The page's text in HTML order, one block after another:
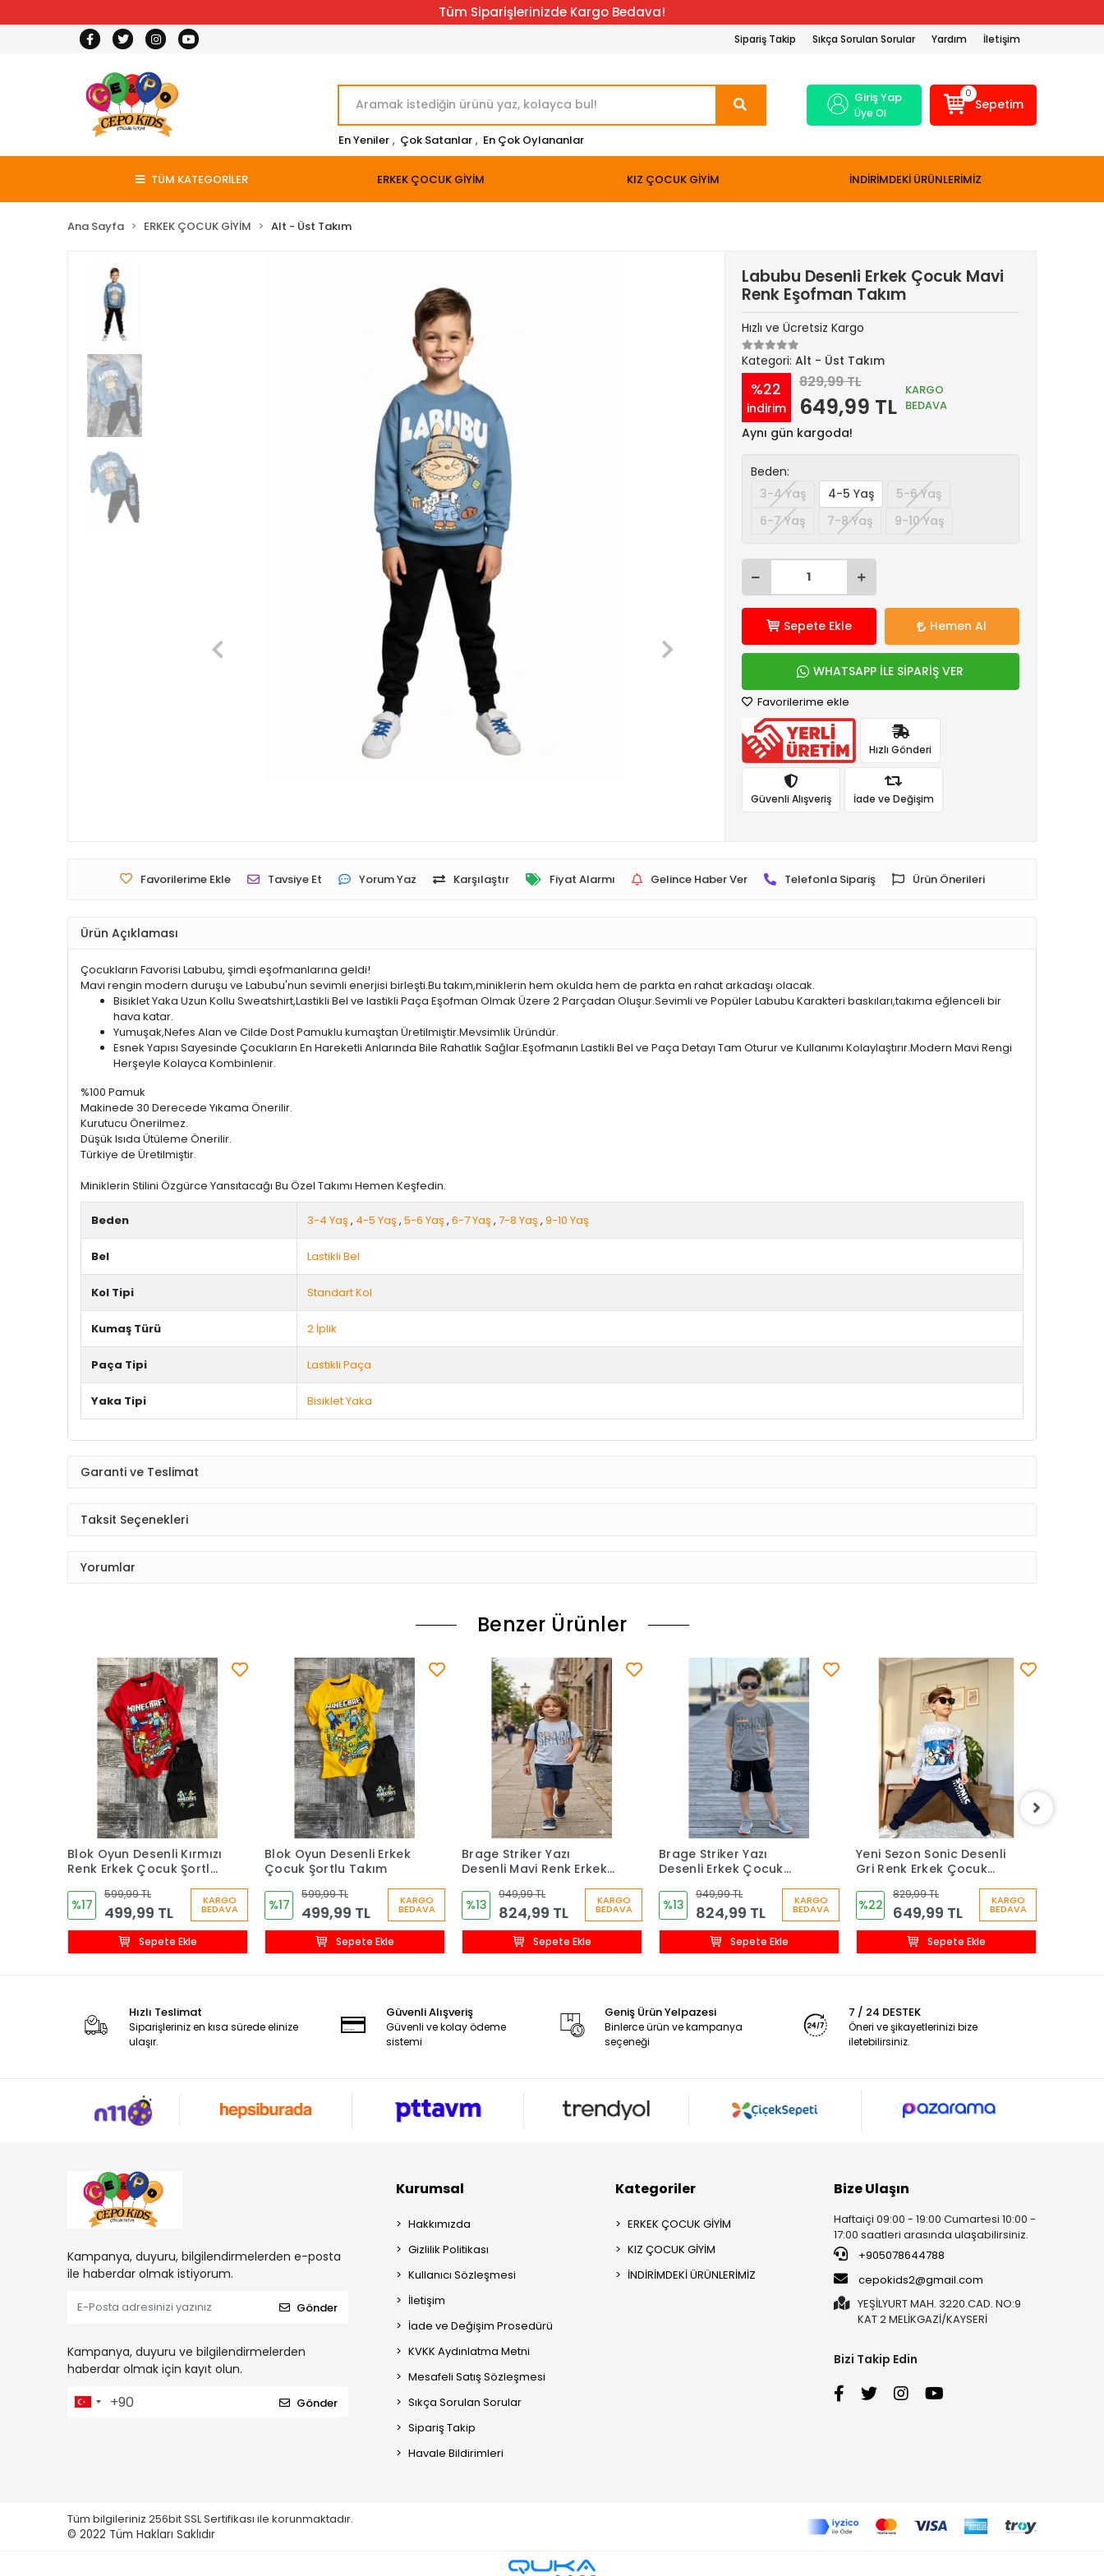
Tüm Siparişlerinizde Kargo Bedava!
Sipariş Takip Sıkça Sorulan Sorular Yardım İletişim
En Yeniler , Çok Satanlar , En Çok Oylananlar
Giriş Yap
Üye Ol
0
Sepetim
TÜM KATEGORİLER ERKEK ÇOCUK GİYİM KIZ ÇOCUK GİYİM İNDİRİMDEKİ ÜRÜNLERİMİZ
Ana Sayfa ERKEK ÇOCUK GİYİM Alt - Üst Takım
Labubu Desenli Erkek Çocuk Mavi
Renk Eşofman Takım
Hızlı ve Ücretsiz Kargo
Kategori: Alt - Üst Takım
%22
indirim
829,99 TL
649,99 TL
KARGO
BEDAVA
Aynı gün kargoda!
Beden:
3-4 Yaş
4-5 Yaş
5-6 Yaş
6-7 Yaş
7-8 Yaş 9-10 Yaş
Sepete Ekle Hemen Al
WHATSAPP İLE SİPARİŞ VER
Favorilerime ekle
Hızlı Gönderi
Güvenli Alışveriş İade ve Değişim
Favorilerime Ekle Tavsiye Et Yorum Yaz Karşılaştır Fiyat Alarmı Gelince Haber Ver Telefonla Sipariş Ürün Önerileri
Ürün Açıklaması
Çocukların Favorisi Labubu, şimdi eşofmanlarına geldi!
Mavi rengin modern duruşu ve Labubu'nun sevimli enerjisi birleşti.Bu takım,miniklerin hem okulda hem de parkta en rahat arkadaşı olacak.
Bisiklet Yaka Uzun Kollu Sweatshirt,Lastikli Bel ve lastikli Paça Eşofman Olmak Üzere 2 Parçadan Oluşur.Sevimli ve Popüler Labubu Karakteri baskıları,takıma eğlenceli bir
hava katar.
Yumuşak,Nefes Alan ve Cilde Dost Pamuklu kumaştan Üretilmiştir.Mevsimlik Üründür.
Esnek Yapısı Sayesinde Çocukların En Hareketli Anlarında Bile Rahatlık Sağlar.Eşofmanın Lastikli Bel ve Paça Detayı Tam Oturur ve Kullanımı Kolaylaştırır.Modern Mavi Rengi
Herşeyle Kolayca Kombinlenir.
%100 Pamuk
Makinede 30 Derecede Yıkama Önerilir.
Kurutucu Önerilmez.
Düşük Isıda Ütüleme Önerilir.
Türkiye de Üretilmiştir.
Miniklerin Stilini Özgürce Yansıtacağı Bu Özel Takımı Hemen Keşfedin.
Beden 3-4 Yaş , 4-5 Yaş , 5-6 Yaş , 6-7 Yaş , 7-8 Yaş , 9-10 Yaş
Bel Lastikli Bel
Kol Tipi Standart Kol
Kumaş Türü 2 İplik
Paça Tipi Lastikli Paça
Yaka Tipi Bisiklet Yaka
Garanti ve Teslimat
Taksit Seçenekleri
Yorumlar
Benzer Ürünler
Blok Oyun Desenli Kırmızı
Renk Erkek Çocuk Şortlu
%17
599,99 TL
499,99 TL
KARGO
BEDAVA
Sepete Ekle
Blok Oyun Desenli Erkek
Çocuk Şortlu Takım
%17
599,99 TL
499,99 TL
KARGO
BEDAVA
Sepete Ekle
Brage Striker Yazı
Desenli Mavi Renk Erkek
%13
949,99 TL
824,99 TL
KARGO
BEDAVA
Sepete Ekle
Brage Striker Yazı
Desenli Erkek Çocuk
%13
949,99 TL
824,99 TL
KARGO
BEDAVA
Sepete Ekle
Yeni Sezon Sonic Desenli
Gri Renk Erkek Çocuk
%22
829,99 TL
649,99 TL
KARGO
BEDAVA
Sepete Ekle
Hızlı Teslimat
Siparişleriniz en kısa sürede elinize
ulaşır.
Güvenli Alışveriş
Güvenli ve kolay ödeme
sistemi
Geniş Ürün Yelpazesi
Binlerce ürün ve kampanya
seçeneği
7 / 24 DESTEK
Öneri ve şikayetlerinizi bize
iletebilirsiniz.
Kampanya, duyuru, bilgilendirmelerden e-posta
ile haberdar olmak istiyorum.
Gönder
Kampanya, duyuru ve bilgilendirmelerden
haberdar olmak için kayıt olun.
Gönder
Kurumsal
Hakkımızda
Gizlilik Politikası
Kullanıcı Sözleşmesi
İletişim
İade ve Değişim Prosedürü
KVKK Aydınlatma Metni
Mesafeli Satış Sözleşmesi
Sıkça Sorulan Sorular
Sipariş Takip
Havale Bildirimleri
Kategoriler
ERKEK ÇOCUK GİYİM
KIZ ÇOCUK GİYİM
İNDİRİMDEKİ ÜRÜNLERİMİZ
Bize Ulaşın
Haftaiçi 09:00 - 19:00 Cumartesi 10:00 -
17:00 saatleri arasında ulaşabilirsiniz.
+905078644788
cepokids2@gmail.com
YEŞİLYURT MAH. 3220.CAD. NO:9
KAT 2 MELİKGAZİ/KAYSERİ
Bizi Takip Edin
Tüm bilgileriniz 256bit SSL Sertifikası ile korunmaktadır.
© 2022 Tüm Hakları Saklıdır